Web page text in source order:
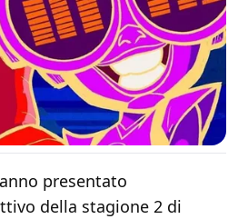
presentato
della stagione 2 di